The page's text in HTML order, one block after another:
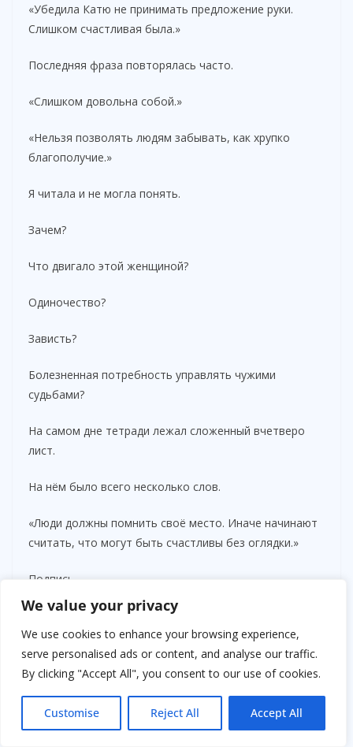
We value your privacy
We use cookies to enhance your browsing experience,
serve personalised ads or content, and analyse our traffic.
By clicking "Accept All", you consent to our use of cookies.
Customise Reject All Accept All
«Убедила Катю не принимать предложение руки.
Слишком счастливая была.»
Последняя фраза повторялась часто.
«Слишком довольна собой.»
«Нельзя позволять людям забывать, как хрупко
благополучие.»
Я читала и не могла понять.
Зачем?
Что двигало этой женщиной?
Одиночество?
Зависть?
Болезненная потребность управлять чужими
судьбами?
На самом дне тетради лежал сложенный вчетверо
лист.
На нём было всего несколько слов.
«Люди должны помнить своё место. Иначе начинают
считать, что могут быть счастливы без оглядки.»
Подпись.
Мария Семёновна.
Я сидела с этим листком до рассвета.